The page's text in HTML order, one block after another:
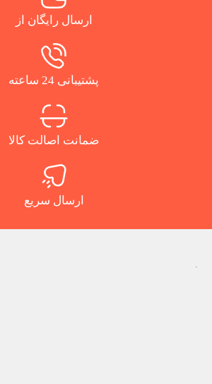
ارسال رایگان از
پشتیبانی 24 ساعته
ضمانت اصالت کالا
ارسال سریع
.